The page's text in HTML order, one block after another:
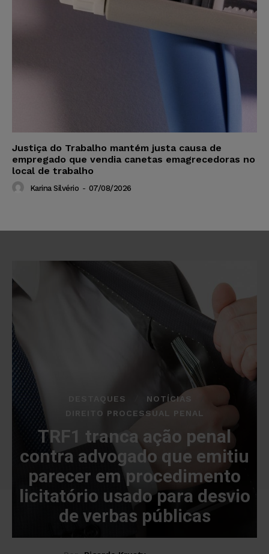
Justiça do Trabalho mantém justa causa de
empregado que vendia canetas emagrecedoras no
local de trabalho
Karina Silvério - 07/08/2026